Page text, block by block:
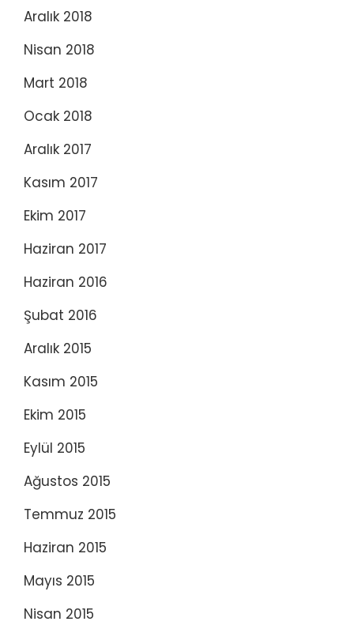
Aralık 2018
Nisan 2018
Mart 2018
Ocak 2018
Aralık 2017
Kasım 2017
Ekim 2017
Haziran 2017
Haziran 2016
Şubat 2016
Aralık 2015
Kasım 2015
Ekim 2015
Eylül 2015
Ağustos 2015
Temmuz 2015
Haziran 2015
Mayıs 2015
Nisan 2015